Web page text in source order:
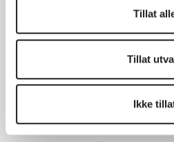
Tillat
Tillat
Ikke
Kristiansand kommune
4685 Nodeland